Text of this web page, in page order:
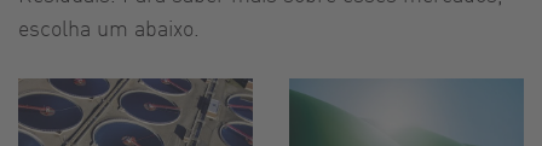
escolha um abaixo.